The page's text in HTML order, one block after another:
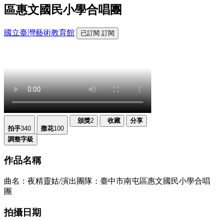
區惠文國民小學合唱團
國立臺灣藝術教育館 已訂閱 訂閱
拍手340 撒花100
頒獎2 收藏 分享
調整字級
作品名稱
曲名：夜精靈姑/演出團隊：臺中市南屯區惠文國民小學合唱
團
拍攝日期